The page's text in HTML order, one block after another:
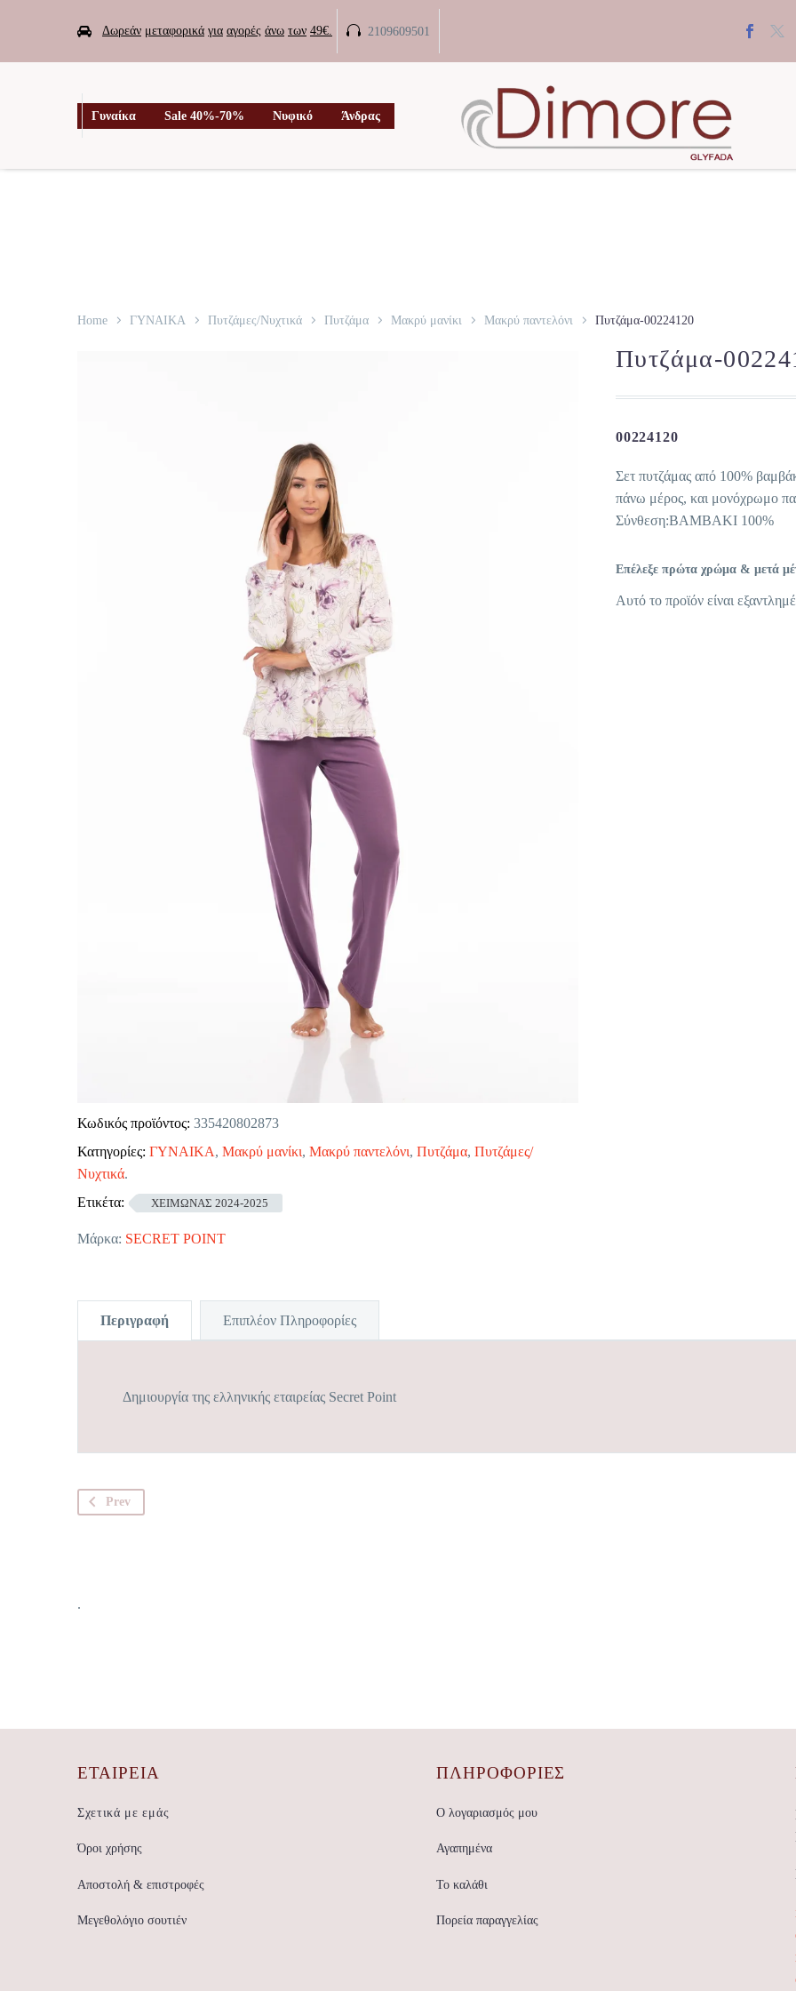
 Δωρεάν μεταφορικά για αγορές άνω των 49€. 
 2109609501
Γυναίκα Sale 40%-70% Νυφικό Άνδρας
Home ΓΥΝΑΙΚΑ Πυτζάμες/Νυχτικά Πυτζάμα Μακρύ μανίκι Μακρύ παντελόνι Πυτζάμα-00224120
Κωδικός προϊόντος: 335420802873
Κατηγορίες: ΓΥΝΑΙΚΑ, Μακρύ μανίκι, Μακρύ παντελόνι, Πυτζάμα, Πυτζάμες/
Νυχτικά.
Ετικέτα:
ΧΕΙΜΩΝΑΣ 2024-2025
Μάρκα: SECRET POINT
Πυτζάμα-
00224120
Σετ πυτζάμας από 100%
πάνω μέρος, και μονόχρωμο
Σύνθεση:ΒΑΜΒΑΚΙ 100%
Επέλεξε πρώτα χρώμα & μετά
Αυτό το προϊόν είναι
Περιγραφή Επιπλέον Πληροφορίες
Δημιουργία της ελληνικής εταιρείας Secret Point
Prev
.
ΕΤΑΙΡΕΊΑ
Σχετικά με εμάς
Όροι χρήσης
Αποστολή & επιστροφές
Μεγεθολόγιο σουτιέν
ΠΛΗΡΟΦΟΡΙΕΣ
Ο λογαριασμός μου
Αγαπημένα
Το καλάθι
Πορεία παραγγελίας